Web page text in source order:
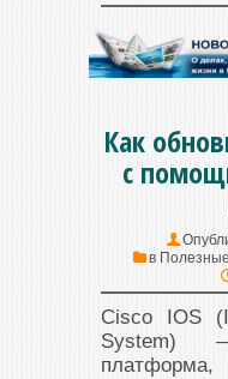
Как
с
в
Cisco IOS
System)